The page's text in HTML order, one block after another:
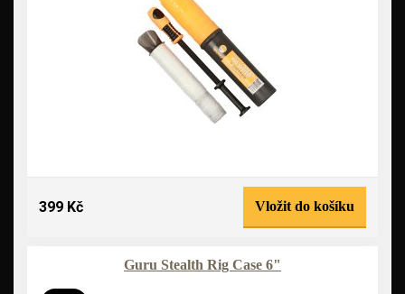
399 Kč Vložit do košíku
Guru Stealth Rig Case 6"